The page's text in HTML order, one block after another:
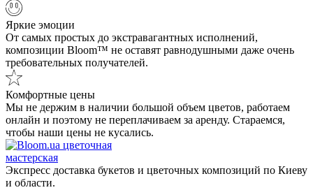
Яркие эмоции
От самых простых до экстравагантных исполнений,
композиции Bloom™ не оставят равнодушными даже очень
требовательных получателей.
Комфортные цены
Мы не держим в наличии большой объем цветов, работаем
онлайн и поэтому не переплачиваем за аренду. Стараемся,
чтобы наши цены не кусались.
цветочная
мастерская
Экспресс доставка букетов и цветочных композиций по Киеву
и области.